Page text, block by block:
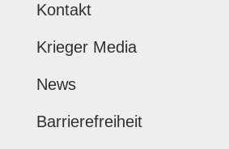
Kontakt
Krieger Media
News
Barrierefreiheit